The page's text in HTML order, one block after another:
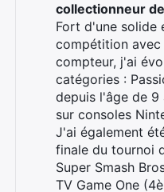
collectionneur
Fort d'une solide
compétition avec
compteur, j'ai
catégories :
depuis l'âge de 9
sur consoles
J'ai également
finale du tournoi
Super Smash
TV Game One